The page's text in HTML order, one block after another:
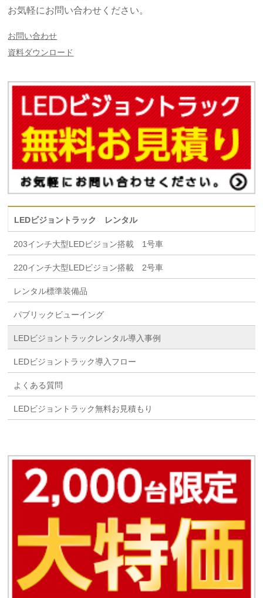
お気軽にお問い合わせください。
お問い合わせ
資料ダウンロード
LEDビジョントラック レンタル
203インチ大型LEDビジョン搭載 1号車
220インチ大型LEDビジョン搭載 2号車
レンタル標準装備品
パブリックビューイング
LEDビジョントラックレンタル導入事例
LEDビジョントラック導入フロー
よくある質問
LEDビジョントラック無料お見積もり